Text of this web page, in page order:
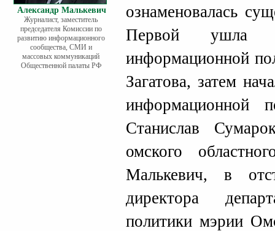
Александр Малькевич
Журналист, заместитель
председателя Комиссии по
развитию информационного
сообщества, СМИ и
массовых коммуникаций
Общественной палаты РФ
ознаменовалась
Первой ушла
информационной
Загатова, затем
информационной
Станислав
омского
Малькевич, в
директора
политики мэрии